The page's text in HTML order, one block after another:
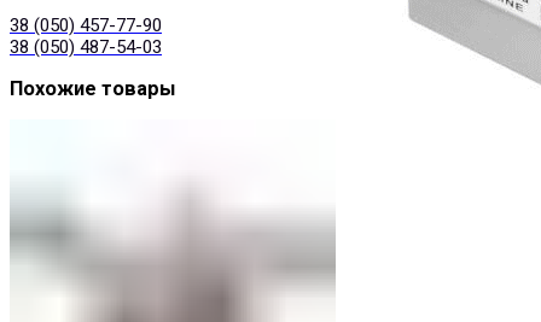
38 (050) 457-77-90
38 (050) 487-54-03
Похожие товары